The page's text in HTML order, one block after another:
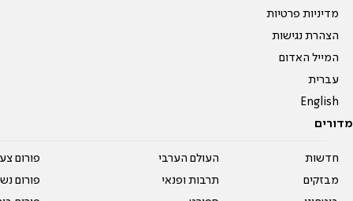
מדיניות פרטיות
הצהרת נגישות
המייל האדום
עברית
English
מדורים
חדשות
מבזקים
העולם הערבי
תרבות ופנאי
פורום
פורום